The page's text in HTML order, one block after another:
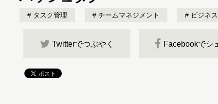
タスク管理 チームマネジメント ビジネス
Twitterでつぶやく Facebookでシ